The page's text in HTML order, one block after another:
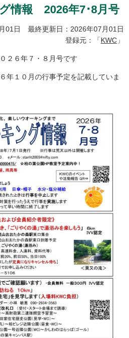
情報 2026年7･8月号
01日 最終更新日：2026年07月01日
登録元：「KWC 」
２６年７・８月号です
年１０月の行事予定を記載していま